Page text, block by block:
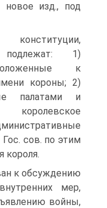
новое изд., под
1)
к
короны; 2)
палатами и
сов. по этим
короля.
к обсуждению
мер,
войны,